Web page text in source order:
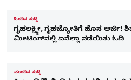
ಹಿಂದಿನ ಸುದ್ದಿ
ಗೃಹಲಕ್ಷ್ಮೀ, ಗೃಹಜ್ಯೋತಿಗೆ ಹೊಸ ಅರ್ಜಿ!
ಮೀಟಿಂಗ್​ನಲ್ಲಿ ಏನೆಲ್ಲಾ ನಡೆಯಿತು ಓದಿ
ಮುಂದಿನ ಸುದ್ದಿ